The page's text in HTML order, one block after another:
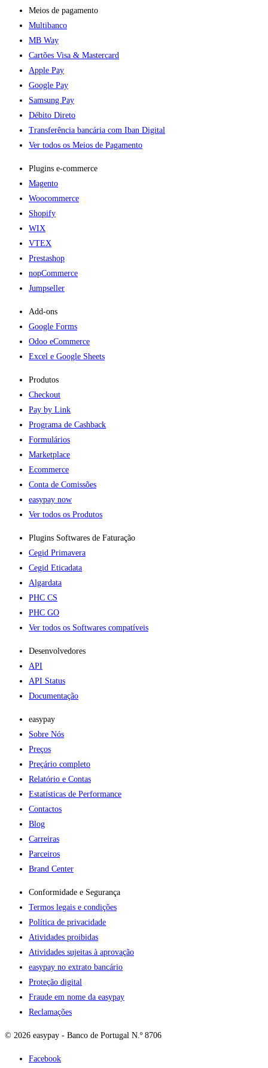
Meios de pagamento
Multibanco
MB Way
Cartões Visa & Mastercard
Apple Pay
Google Pay
Samsung Pay
Débito Direto
Transferência bancária com Iban Digital
Ver todos os Meios de Pagamento
Plugins e-commerce​
Magento
Woocommerce
Shopify
WIX
VTEX
Prestashop
nopCommerce
Jumpseller
Add-ons​
Google Forms
Odoo eCommerce
Excel e Google Sheets
Produtos
Checkout
Pay by Link
Programa de Cashback
Formulários
Marketplace
Ecommerce
Conta de Comissões
easypay now
Ver todos os Produtos
Plugins Softwares de Faturação​
Cegid Primavera
Cegid Eticadata
Algardata
PHC CS
PHC GO
Ver todos os Softwares compatíveis
Desenvolvedores
API
API Status
Documentação
easypay
Sobre Nós
Preços
Preçário completo
Relatório e Contas
Estatísticas de Performance
Contactos
Blog
Carreiras
Parceiros
Brand Center
Conformidade e Segurança
Termos legais e condições
Política de privacidade
Atividades proibidas
Atividades sujeitas à aprovação
easypay no extrato bancário
Proteção digital
Fraude em nome da easypay
Reclamações
© 2026 easypay - Banco de Portugal N.º 8706
Facebook